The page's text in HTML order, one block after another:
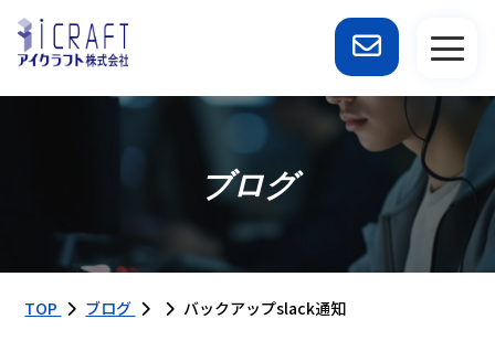
ブログ
TOP ブログ バックアップslack通知